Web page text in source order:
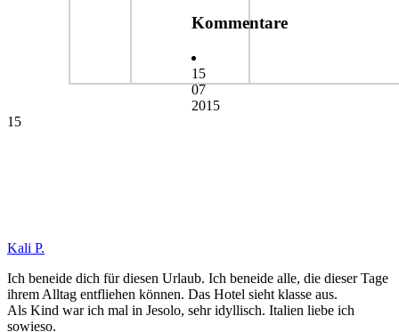
Kommentare
15
07
2015
15
Kali P.
Ich beneide dich für diesen Urlaub. Ich beneide alle, die dieser Tage
ihrem Alltag entfliehen können. Das Hotel sieht klasse aus.
Als Kind war ich mal in Jesolo, sehr idyllisch. Italien liebe ich
sowieso.